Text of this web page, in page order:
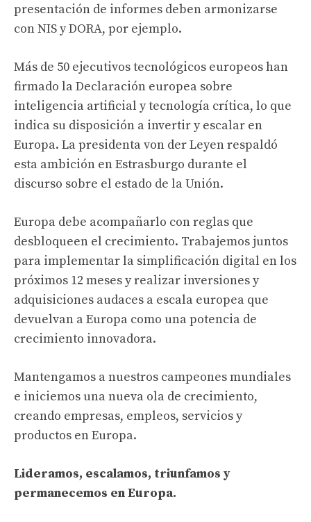
presentación de informes deben armonizarse
con NIS y DORA, por ejemplo.
Más de 50 ejecutivos tecnológicos europeos han
firmado la Declaración europea sobre
inteligencia artificial y tecnología crítica, lo que
indica su disposición a invertir y escalar en
Europa. La presidenta von der Leyen respaldó
esta ambición en Estrasburgo durante el
discurso sobre el estado de la Unión.
Europa debe acompañarlo con reglas que
desbloqueen el crecimiento. Trabajemos juntos
para implementar la simplificación digital en los
próximos 12 meses y realizar inversiones y
adquisiciones audaces a escala europea que
devuelvan a Europa como una potencia de
crecimiento innovadora.
Mantengamos a nuestros campeones mundiales
e iniciemos una nueva ola de crecimiento,
creando empresas, empleos, servicios y
productos en Europa.
Lideramos, escalamos, triunfamos y
permanecemos en Europa.